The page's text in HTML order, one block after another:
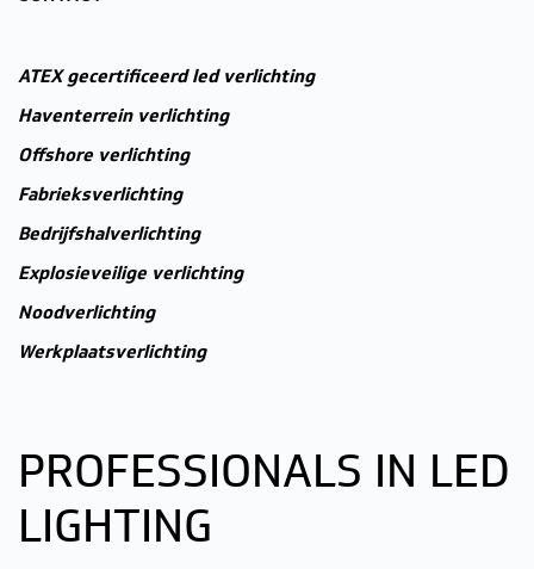
ATEX gecertificeerd led verlichting
Haventerrein verlichting
Offshore verlichting
Fabrieksverlichting
Bedrijfshalverlichting
Explosieveilige verlichting
Noodverlichting
Werkplaatsverlichting
PROFESSIONALS IN LED
LIGHTING